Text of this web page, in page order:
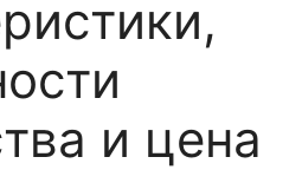
и цена